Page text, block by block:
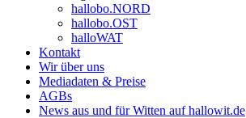
hallobo.NORD
hallobo.OST
halloWAT
Kontakt
Wir über uns
Mediadaten & Preise
AGBs
News aus und für Witten auf hallowit.de